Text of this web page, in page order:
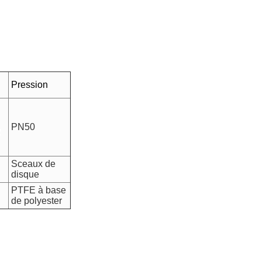
Pression
PN50
Sceaux de
disque
PTFE à base
de polyester